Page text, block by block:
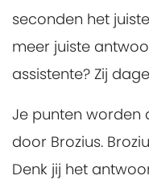
seconden het
meer juiste
assistente? Zij
Je punten worden
door Brozius.
Denk jij het